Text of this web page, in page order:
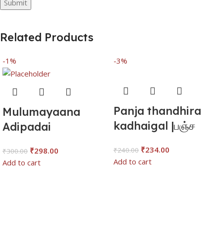
Related Products
-1%
Mulumayaana
Adipadai
Vasandhan
₹300.00 ₹298.00
Add to cart
-3%
Panja thandhira
kadhaigal |பஞ்ச
₹240.00 ₹234.00
Add to cart